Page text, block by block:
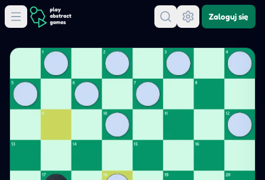
Zaloguj się